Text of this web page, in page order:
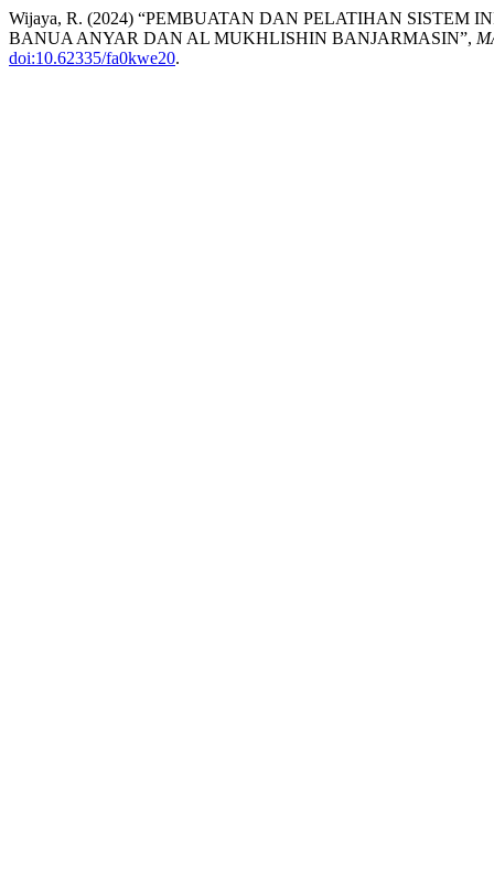
Wijaya, R. (2024) “PEMBUATAN DAN PELATIHAN SISTEM
BANUA ANYAR DAN AL MUKHLISHIN BANJARMASIN”,
doi:10.62335/fa0kwe20.